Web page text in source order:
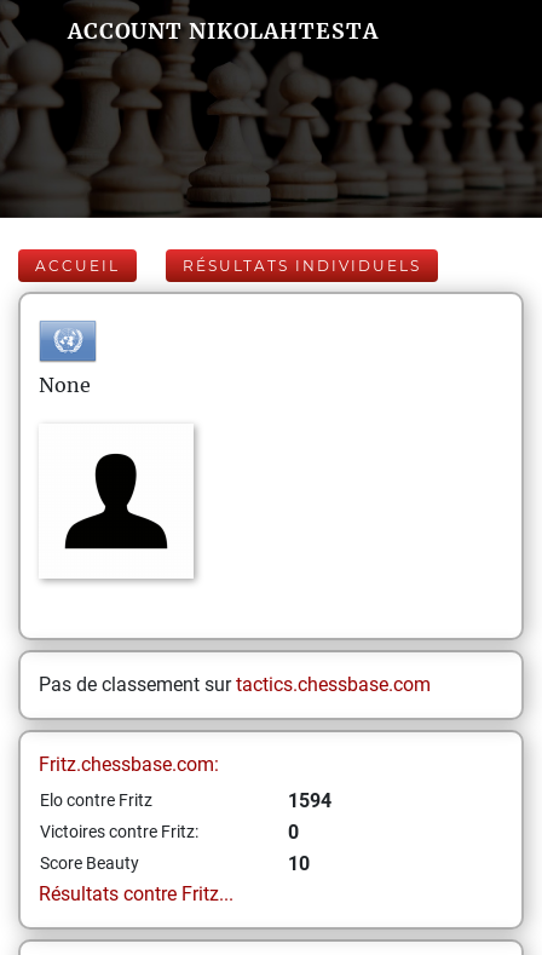
ACCOUNT NIKOLAHTESTA
ACCUEIL RÉSULTATS INDIVIDUELS
None
Pas de classement surtactics.chessbase.com
Fritz.chessbase.com:
Elo contre Fritz 1594
Victoires contre Fritz: 0
Score Beauty
10
Résultats contre Fritz...